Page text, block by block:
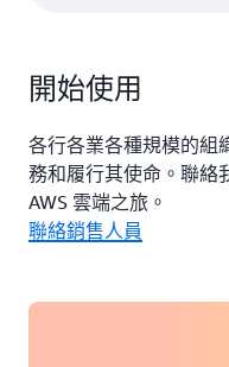
到的所有資料。」
AWS，我們可以針對
先考慮安全性和隱私。
開始使用
各行各業各種規模的組
務和履行其使命。聯絡
AWS 雲端之旅。
聯絡銷售人員